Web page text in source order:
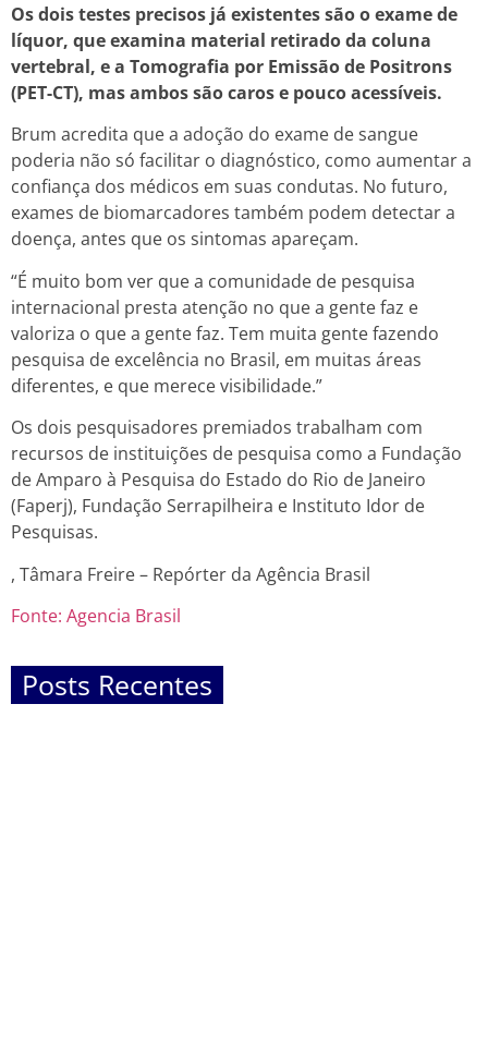
Os dois testes precisos já existentes são o exame de
líquor, que examina material retirado da coluna
vertebral, e a Tomografia por Emissão de Positrons
(PET-CT), mas ambos são caros e pouco acessíveis.
Brum acredita que a adoção do exame de sangue
poderia não só facilitar o diagnóstico, como aumentar a
confiança dos médicos em suas condutas. No futuro,
exames de biomarcadores também podem detectar a
doença, antes que os sintomas apareçam.
“É muito bom ver que a comunidade de pesquisa
internacional presta atenção no que a gente faz e
valoriza o que a gente faz. Tem muita gente fazendo
pesquisa de excelência no Brasil, em muitas áreas
diferentes, e que merece visibilidade.”
Os dois pesquisadores premiados trabalham com
recursos de instituições de pesquisa como a Fundação
de Amparo à Pesquisa do Estado do Rio de Janeiro
(Faperj), Fundação Serrapilheira e Instituto Idor de
Pesquisas.
, Tâmara Freire – Repórter da Agência Brasil
Fonte: Agencia Brasil
Posts Recentes